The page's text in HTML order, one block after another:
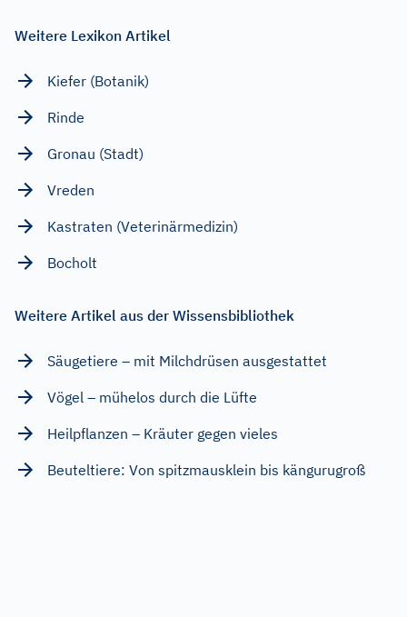
Weitere Lexikon Artikel
Kiefer (Botanik)
Rinde
Gronau (Stadt)
Vreden
Kastraten (Veterinärmedizin)
Bocholt
Weitere Artikel aus der Wissensbibliothek
Säugetiere – mit Milchdrüsen ausgestattet
Vögel – mühelos durch die Lüfte
Heilpflanzen – Kräuter gegen vieles
Beuteltiere: Von spitzmausklein bis kängurugroß